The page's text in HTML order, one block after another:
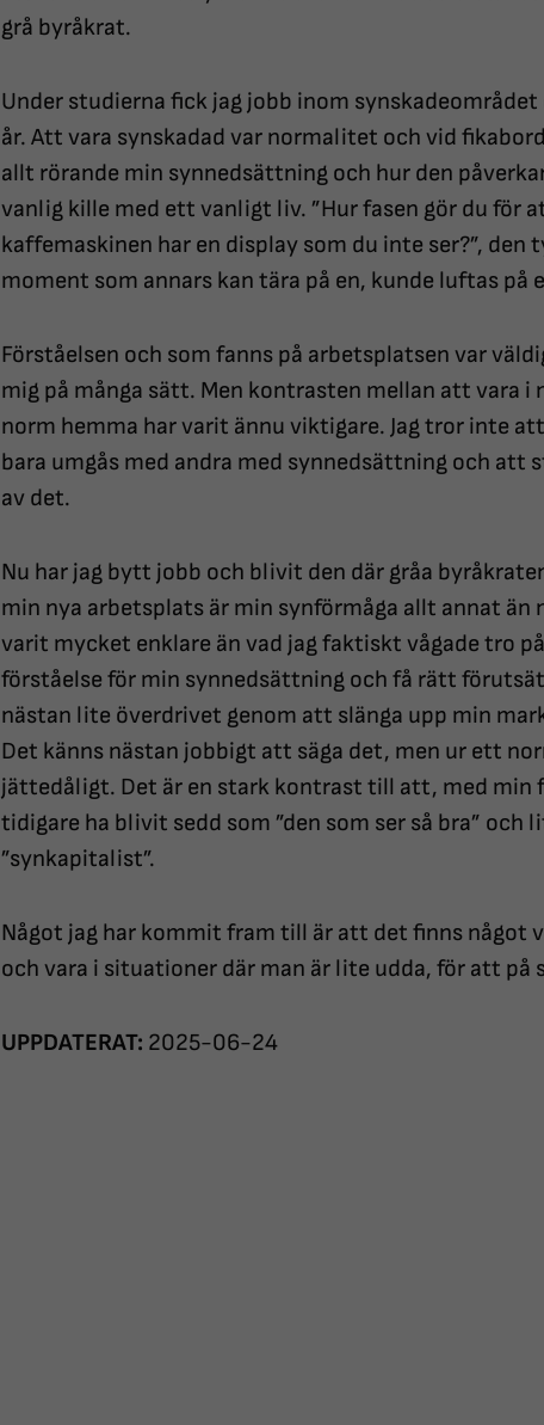
grå byråkrat.
Under studierna fick jag jobb inom synskadeområdet
år. Att vara synskadad var normalitet och vid
allt rörande min synnedsättning och hur den
vanlig kille med ett vanligt liv. ”Hur fasen gör du för
kaffemaskinen har en display som du inte ser?”, den
moment som annars kan tära på en, kunde luftas på
Förståelsen och som fanns på arbetsplatsen var
mig på många sätt. Men kontrasten mellan att vara
norm hemma har varit ännu viktigare. Jag tror inte
bara umgås med andra med synnedsättning och att
av det.
Nu har jag bytt jobb och blivit den där gråa
min nya arbetsplats är min synförmåga allt annat än
varit mycket enklare än vad jag faktiskt vågade tro
förståelse för min synnedsättning och få rätt
nästan lite överdrivet genom att slänga upp min
Det känns nästan jobbigt att säga det, men ur ett
jättedåligt. Det är en stark kontrast till att, med min
tidigare ha blivit sedd som ”den som ser så bra”
”synkapitalist”.
Något jag har kommit fram till är att det finns något
och vara i situationer där man är lite udda, för att på
UPPDATERAT: 2025-06-24